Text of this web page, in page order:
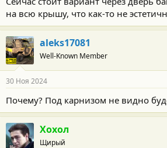
на всю крышу, что как-то не
aleks17081
Well-Known Member
30 Ноя 2024
Почему? Под карнизом не видно
Хохол
Щирый